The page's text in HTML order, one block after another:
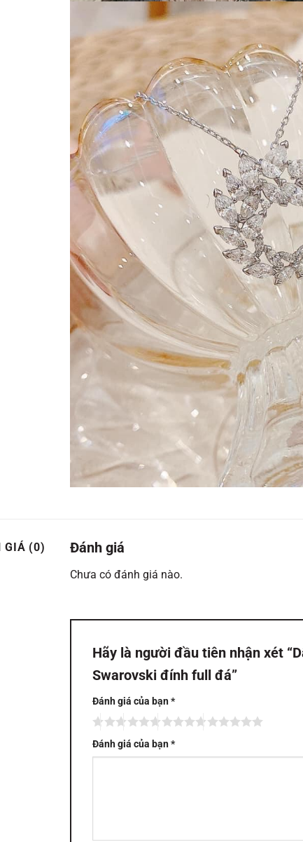
GIÁ (0) Đánh giá
Chưa có đánh giá nào.
Hãy là người đầu tiên nhận xét
Swarovski đính full đá”
Đánh giá của bạn*
Đánh giá của bạn*